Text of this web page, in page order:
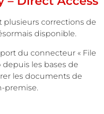
plusieurs corrections de
disponible.
du connecteur « File
depuis les bases de
les documents de
premise.